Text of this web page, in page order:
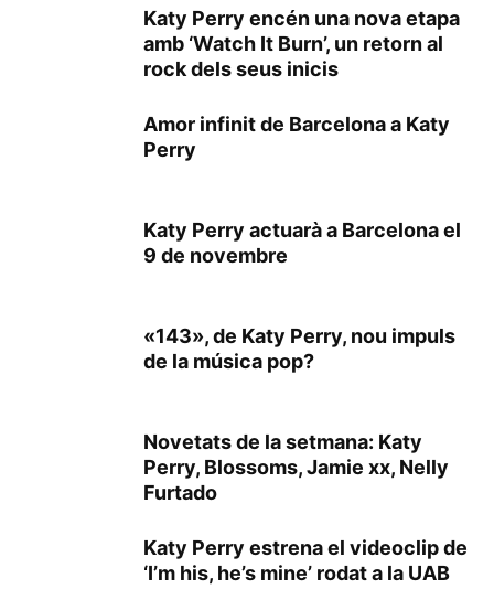
Katy Perry encén una nova etapa
amb ‘Watch It Burn’, un retorn al
rock dels seus inicis
Amor infinit de Barcelona a Katy
Perry
Katy Perry actuarà a Barcelona el
9 de novembre
«143», de Katy Perry, nou impuls
de la música pop?
Novetats de la setmana: Katy
Perry, Blossoms, Jamie xx, Nelly
Furtado
Katy Perry estrena el videoclip de
‘I’m his, he’s mine’ rodat a la UAB